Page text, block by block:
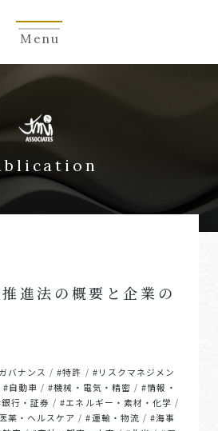
Menu
進法の概要と企業の
バナンス /#特許 / #リスクマネジメン
#自動車 /#機械・電気・精密 /#情報・
行・証券 /#エネルギー・素材・化学 /
薬・ヘルスケア /#運輸・物流 /#海事